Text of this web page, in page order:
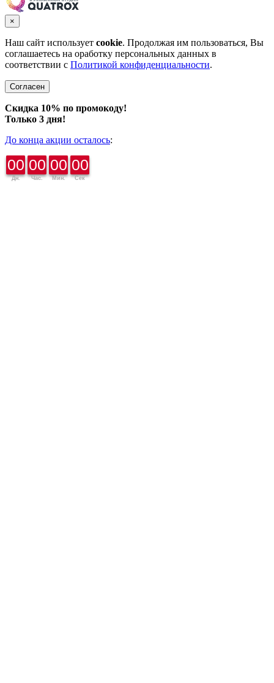
×
Наш сайт использует cookie. Продолжая им пользоваться, Вы
соглашаетесь на оработку персональных данных в
соответствии с Политикой конфиденциальности.
Согласен
Скидка 10% по промокоду!
Только 3 дня!
До конца акции осталось:
00
Дн.
00
Час.
00
Мин.
00
Сек